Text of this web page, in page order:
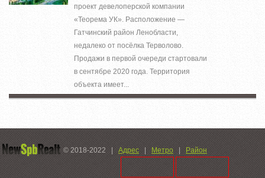
проект девелоперской компании
«Теорема УК». Расположение —
Гатчинский район Ленобласти,
недалеко от посёлка Терволово.
Продажи в первой очереди стартовали
в сентябре 2020 года. Территория
объекта имеет...
© 2018-2022 | Адрес | Метро | Район